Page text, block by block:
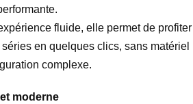
fluide, elle permet de profiter
en quelques clics, sans matériel
complexe.
moderne